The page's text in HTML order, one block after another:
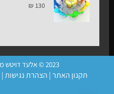
₪ 130
2023 © אלעד דויטש מוסיקה | האתר פועל ברשיון
תקנון האתר| הצהרת נגישות|